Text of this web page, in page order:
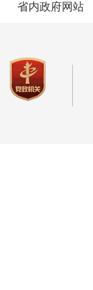
省内政府网站